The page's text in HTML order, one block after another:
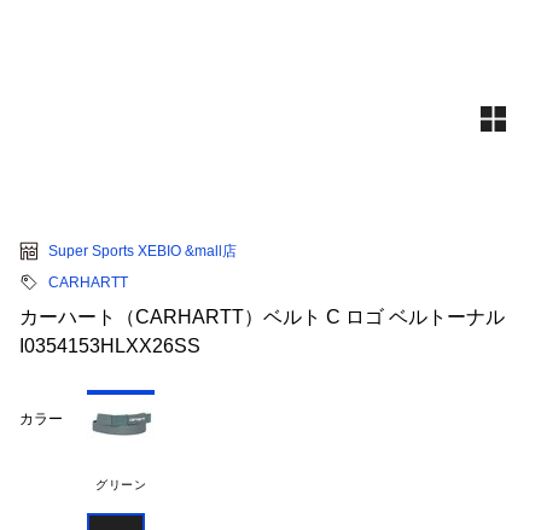
Super Sports XEBIO &mall店
CARHARTT
カーハート（CARHARTT）ベルト C ロゴ ベルトーナル
I0354153HLXX26SS
カラー
グリーン